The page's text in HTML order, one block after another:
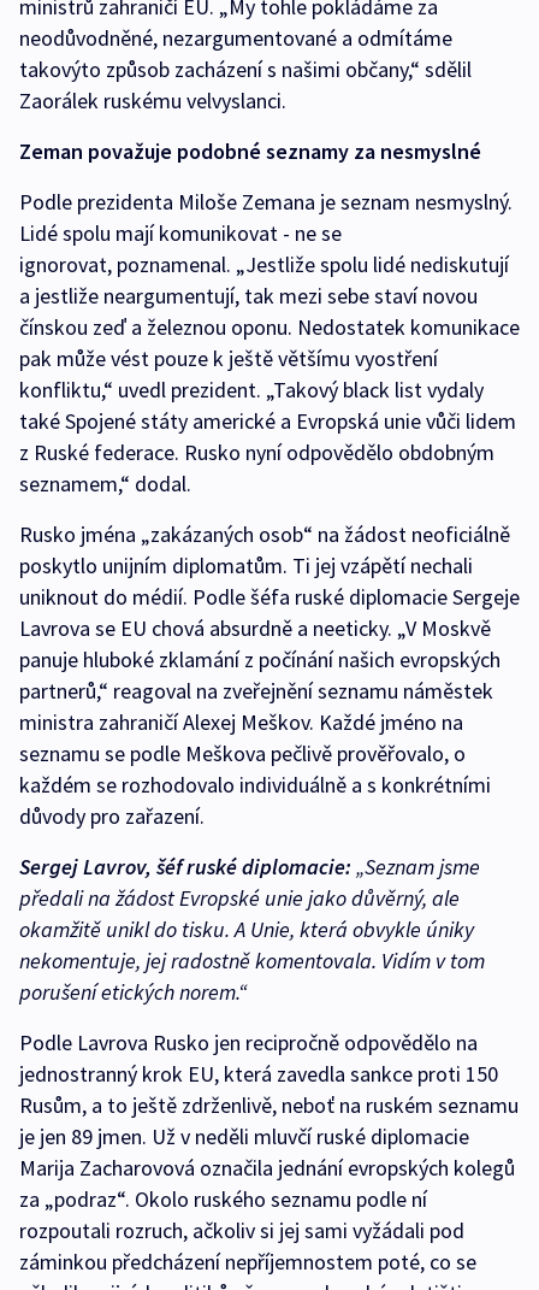
ministrů zahraničí EU. „My tohle pokládáme za
neodůvodněné, nezargumentované a odmítáme
takovýto způsob zacházení s našimi občany,“ sdělil
Zaorálek ruskému velvyslanci.
Zeman považuje podobné seznamy za nesmyslné
Podle prezidenta Miloše Zemana je seznam nesmyslný.
Lidé spolu mají komunikovat - ne se
ignorovat, poznamenal. „Jestliže spolu lidé nediskutují
a jestliže neargumentují, tak mezi sebe staví novou
čínskou zeď a železnou oponu. Nedostatek komunikace
pak může vést pouze k ještě většímu vyostření
konfliktu,“ uvedl prezident. „Takový black list vydaly
také Spojené státy americké a Evropská unie vůči lidem
z Ruské federace. Rusko nyní odpovědělo obdobným
seznamem,“ dodal.
Rusko jména „zakázaných osob“ na žádost neoficiálně
poskytlo unijním diplomatům. Ti jej vzápětí nechali
uniknout do médií. Podle šéfa ruské diplomacie Sergeje
Lavrova se EU chová absurdně a neeticky. „V Moskvě
panuje hluboké zklamání z počínání našich evropských
partnerů,“ reagoval na zveřejnění seznamu náměstek
ministra zahraničí Alexej Meškov. Každé jméno na
seznamu se podle Meškova pečlivě prověřovalo, o
každém se rozhodovalo individuálně a s konkrétními
důvody pro zařazení.
Sergej Lavrov, šéf ruské diplomacie: „Seznam jsme
předali na žádost Evropské unie jako důvěrný, ale
okamžitě unikl do tisku. A Unie, která obvykle úniky
nekomentuje, jej radostně komentovala. Vidím v tom
porušení etických norem.“
Podle Lavrova Rusko jen recipročně odpovědělo na
jednostranný krok EU, která zavedla sankce proti 150
Rusům, a to ještě zdrženlivě, neboť na ruském seznamu
je jen 89 jmen. Už v neděli mluvčí ruské diplomacie
Marija Zacharovová označila jednání evropských kolegů
za „podraz“. Okolo ruského seznamu podle ní
rozpoutali rozruch, ačkoliv si jej sami vyžádali pod
záminkou předcházení nepříjemnostem poté, co se